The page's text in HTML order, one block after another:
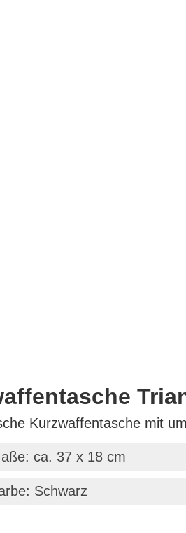
Kurzwaffentasche mit
ca. 37 x 18 cm
Schwarz